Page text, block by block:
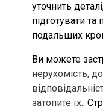
в разі
без
премії
уточнить
підготувати
подальших
Ви можете
нерухомість,
затопите їх..